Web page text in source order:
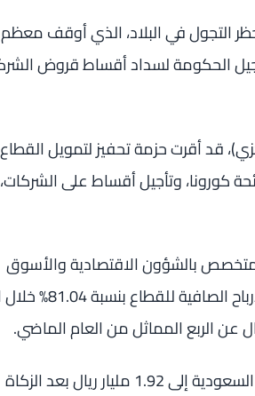
التجول في البلاد، الذي أوقف معظم
الحكومة لسداد أقساط قروض
قد أقرت حزمة تحفيز لتمويل القطاع
لمواجهة جائحة كورونا، وتأجيل أقساط على الشركات،
بالشؤون الاقتصادية والأسوق
والأسهم، استندت لإفصاحات البنوك، فقد هبطت الأرباح
وتراجع صافي أرباح 11 بنكا مدرجا في السوق المالية السعودية إلى 1.92 مليار ريال بعد الزكاة